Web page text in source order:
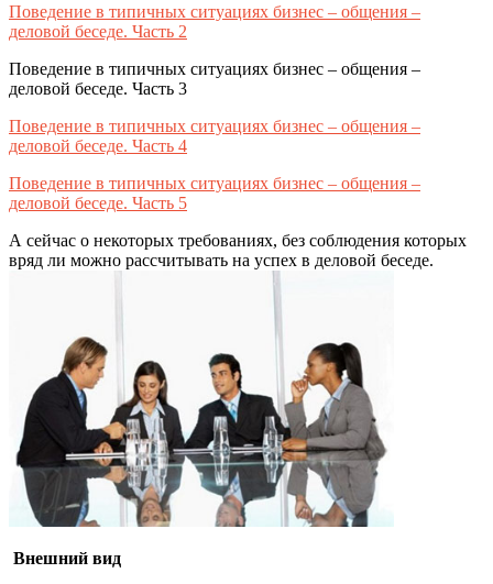
Поведение в типичных ситуациях бизнес – общения –
деловой беседе. Часть 2
Поведение в типичных ситуациях бизнес – общения –
деловой беседе. Часть 3
Поведение в типичных ситуациях бизнес – общения –
деловой беседе. Часть 4
Поведение в типичных ситуациях бизнес – общения –
деловой беседе. Часть 5
А сейчас о некоторых требованиях, без соблюдения кото­рых
вряд ли можно рассчитывать на успех в деловой беседе.
Внешний вид